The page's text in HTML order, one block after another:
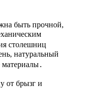
быть прочной,
столешниц
натуральный
от брызг и